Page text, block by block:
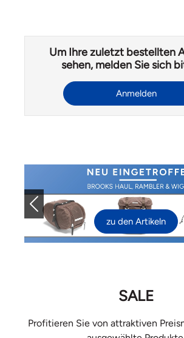
Um Ihre zuletzt bestellten
sehen, melden Sie sich
Anmelden
zu den Artikeln
Previous
SALE
Profitieren Sie von attraktiven